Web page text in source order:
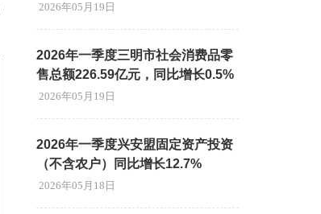
2026年05月19日
2026年一季度三明市社会消费品零
售总额226.59亿元，同比增长0.5%
2026年05月19日
2026年一季度兴安盟固定资产投资
（不含农户）同比增长12.7%
2026年05月18日